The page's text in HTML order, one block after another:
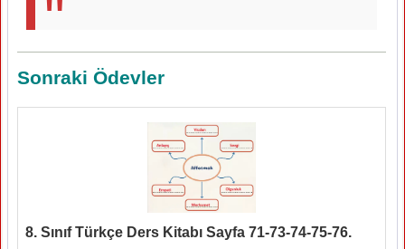
Sonraki Ödevler
8. Sınıf Türkçe Ders Kitabı Sayfa 71-73-74-75-76.